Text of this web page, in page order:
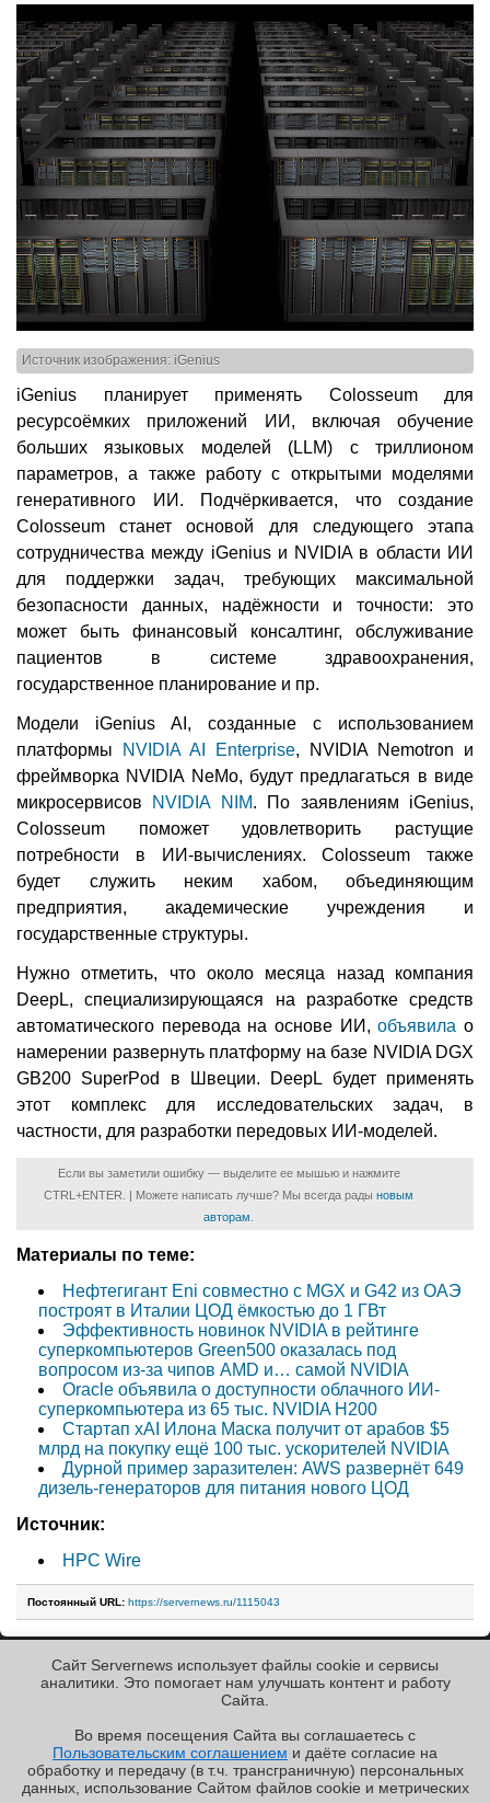
✖
Источник изображения: iGenius
iGenius планирует применять Colosseum для
ресурсоёмких приложений ИИ, включая обучение
больших языковых моделей (LLM) с триллионом
параметров, а также работу с открытыми моделями
генеративного ИИ. Подчёркивается, что создание
Colosseum станет основой для следующего этапа
сотрудничества между iGenius и NVIDIA в области ИИ
для поддержки задач, требующих максимальной
безопасности данных, надёжности и точности: это
может быть финансовый консалтинг, обслуживание
пациентов в системе здравоохранения,
государственное планирование и пр.
Модели iGenius AI, созданные с использованием
платформы
NVIDIA AI Enterprise, NVIDIA Nemotron и
фреймворка NVIDIA NeMo, будут предлагаться в виде
микросервисов NVIDIA NIM. По заявлениям iGenius,
Colosseum поможет удовлетворить растущие
потребности в ИИ-вычислениях. Colosseum также
будет служить неким хабом, объединяющим
предприятия, академические учреждения и
государственные структуры.
Нужно отметить, что около месяца назад компания
DeepL, специализирующаяся на разработке средств
автоматического перевода на основе ИИ,объявила о
намерении развернуть платформу на базе NVIDIA DGX
GB200 SuperPod в Швеции. DeepL будет применять
этот комплекс для исследовательских задач, в
частности, для разработки передовых ИИ-моделей.
Если вы заметили ошибку — выделите ее мышью и нажмите
CTRL+ENTER. | Можете написать лучше? Мы всегда рады новым
авторам
Материалы по теме:
Нефтегигант Eni совместно с MGX и G42 из ОАЭ
построят в Италии ЦОД ёмкостью до 1 ГВт
Эффективность новинок NVIDIA в рейтинге
суперкомпьютеров Green500 оказалась под
вопросом из-за чипов AMD и… самой NVIDIA
Oracle объявила о доступности облачного ИИ-
суперкомпьютера из 65 тыс. NVIDIA H200
Стартап xAI Илона Маска получит от арабов $5
млрд на покупку ещё 100 тыс. ускорителей NVIDIA
Дурной пример заразителен: AWS развернёт 649
дизель-генераторов для питания нового ЦОД
Источник:
HPC Wire
Постоянный URL: https://servernews.ru/1115043
« Назад к ленте
РЕКЛАМА • ООО «ЛАБОРАТОРИЯ ЧИСЛИТЕЛЬ»
Copyright ©2010-2026
Servernews.Пользовательское
соглашение
Сайт Servernews использует файлы cookie и сервисы
аналитики. Это помогает нам улучшать контент и работу
Cайта.
Во время посещения Cайта вы соглашаетесь с
Пользовательским соглашением и даёте согласие на
обработку и передачу (в т.ч. трансграничную) персональных
данных, использование Cайтом файлов cookie и метрических